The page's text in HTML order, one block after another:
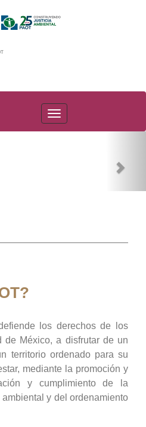
PAOT
los derechos de los
de México, a disfrutar de un
territorio ordenado para su
mediante la promoción y
y cumplimiento de la
y del ordenamiento